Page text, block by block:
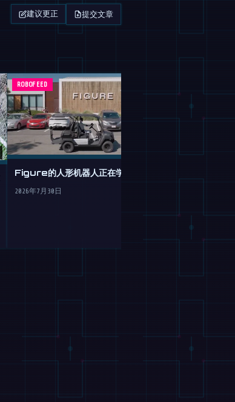
建议更正 提交文章
ROBOFEED
Figure的人形机器人正在学习驾驶
2026年7月30日
谷歌 Gemini